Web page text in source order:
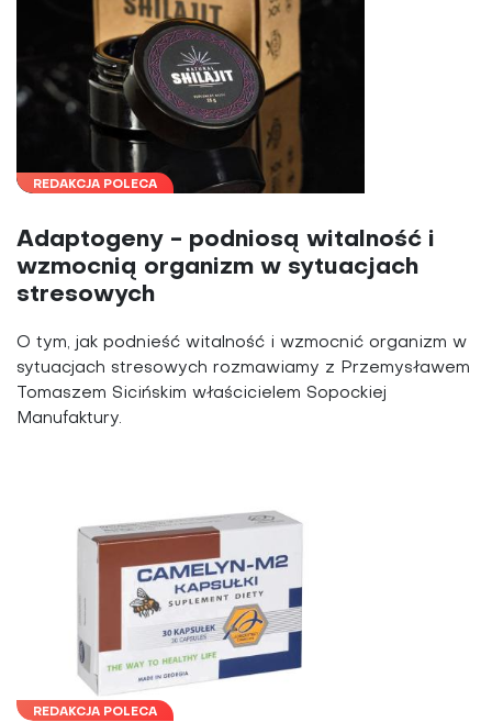
REDAKCJA POLECA
Adaptogeny - podniosą witalność i
wzmocnią organizm w sytuacjach
stresowych
O tym, jak podnieść witalność i wzmocnić organizm w
sytuacjach stresowych rozmawiamy z Przemysławem
Tomaszem Sicińskim właścicielem Sopockiej
Manufaktury.
REDAKCJA POLECA